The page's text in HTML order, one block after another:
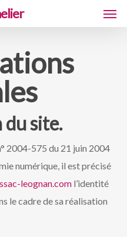
site.
2004-575 du 21 juin 2004
numérique, il est précisé
leognan.coml’identité
le cadre de sa réalisation